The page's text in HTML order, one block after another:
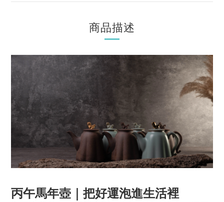
商品描述
丙午馬年壺｜把好運泡進生活裡